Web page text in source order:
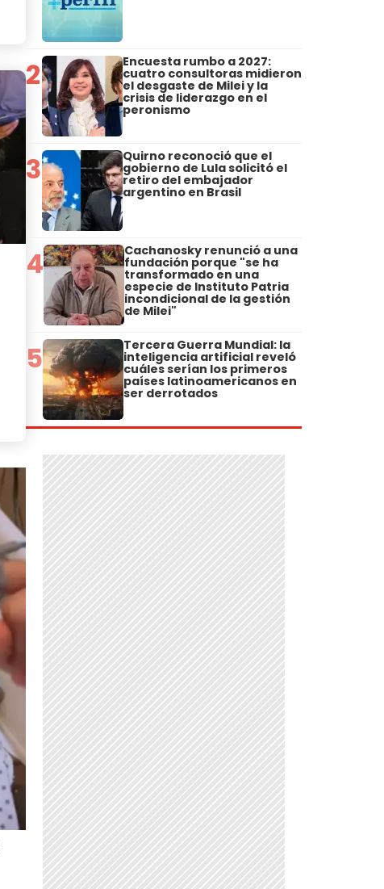
2 Encuesta rumbo a 2027:
cuatro consultoras midieron
el desgaste de Milei y la
crisis de liderazgo en el
peronismo
3 Quirno reconoció que el
gobierno de Lula solicitó el
retiro del embajador
argentino en Brasil
4 Cachanosky renunció a una
fundación porque "se ha
transformado en una
especie de Instituto Patria
incondicional de la gestión
de Milei"
5 Tercera Guerra Mundial: la
inteligencia artificial reveló
cuáles serían los primeros
países latinoamericanos en
ser derrotados